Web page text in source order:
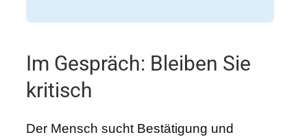
Im Gespräch: Bleiben Sie
kritisch
Der Mensch sucht Bestätigung und